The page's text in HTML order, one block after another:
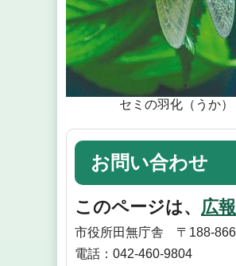
セミの羽化（うか）
お問い合わせ
このページは、 広
市役所田無庁舎 〒188-
電話：042-460-9804